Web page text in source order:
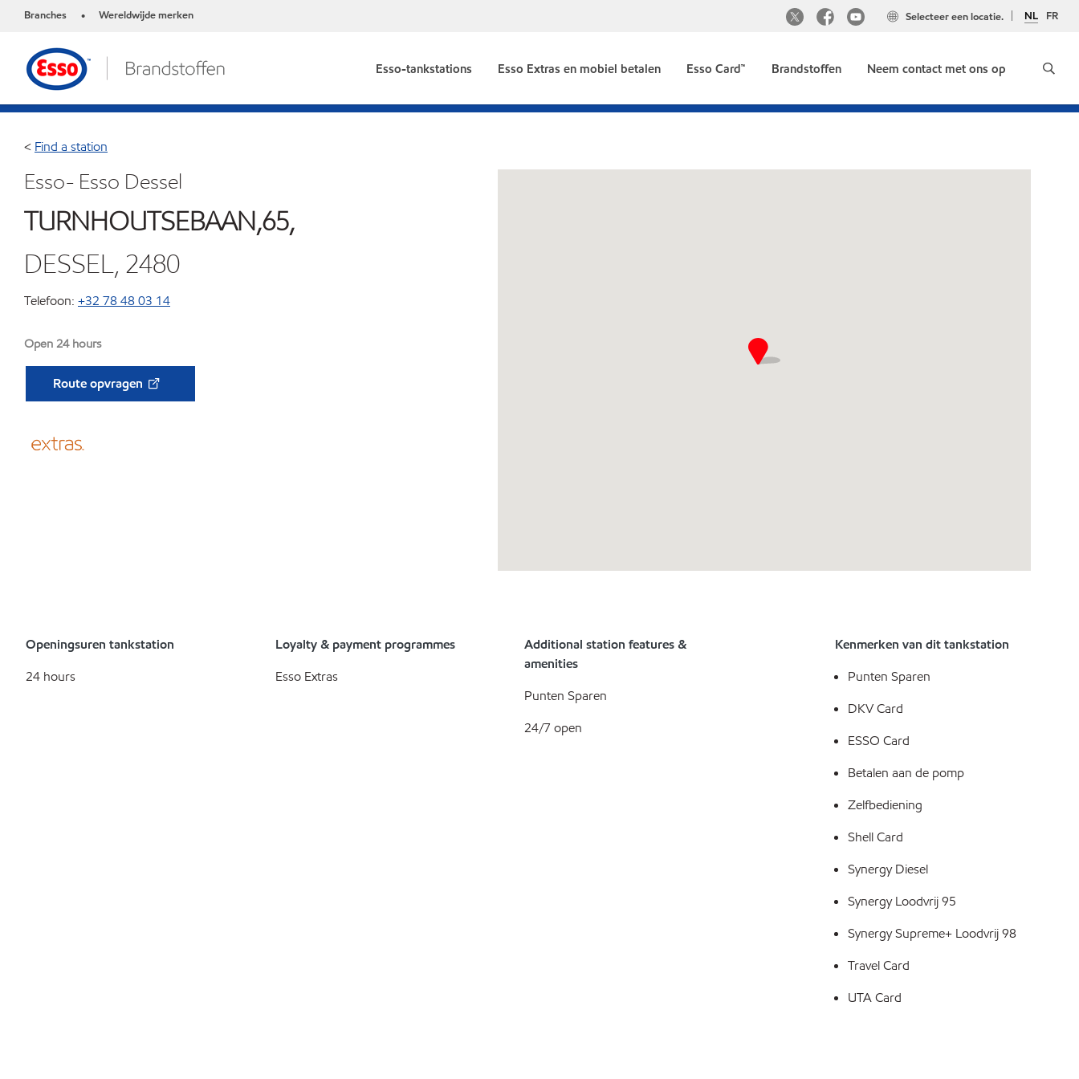
Branches • Wereldwijde merken NL FR
Selecteer een locatie.
Esso-tankstations Esso Extras en mobiel betalen Esso Card™ Brandstoffen Neem contact met ons op
< Find a station
Esso- Esso Dessel
TURNHOUTSEBAAN,65,
DESSEL, 2480
Telefoon: +32 78 48 03 14
Open 24 hours
Route opvragen
Openingsuren tankstation
24 hours
Loyalty & payment programmes
Esso Extras
Additional station features &
amenities
Punten Sparen
24/7 open
Kenmerken van dit tankstation
Punten Sparen
DKV Card
ESSO Card
Betalen aan de pomp
Zelfbediening
Shell Card
Synergy Diesel
Synergy Loodvrij 95
Synergy Supreme+ Loodvrij 98
Travel Card
UTA Card